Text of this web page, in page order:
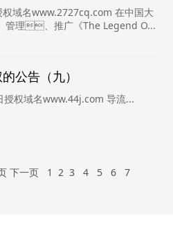
域名www.2727cq.com 在中国大
管理、推广《The Legend O...
公告（九）
权域名www.44j.com 导流...
下一页 1 2 3 4 5 6 7